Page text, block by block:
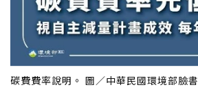
碳費費率說明。 圖／中華民國環境部臉書